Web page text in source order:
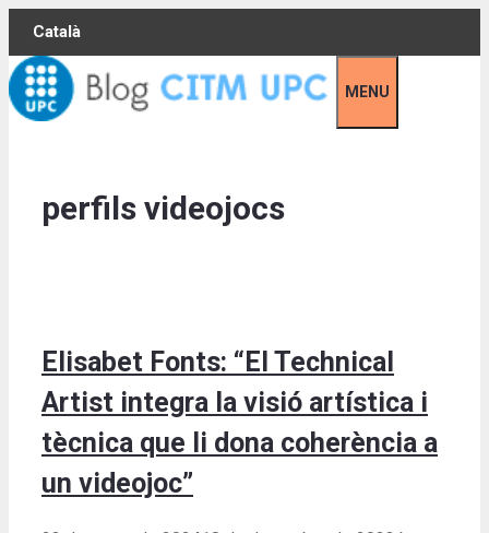
Skip
content
Català
MENU
perfils videojocs
Elisabet Fonts: “El Technical
Artist integra la visió artística i
tècnica que li dona coherència a
un videojoc”